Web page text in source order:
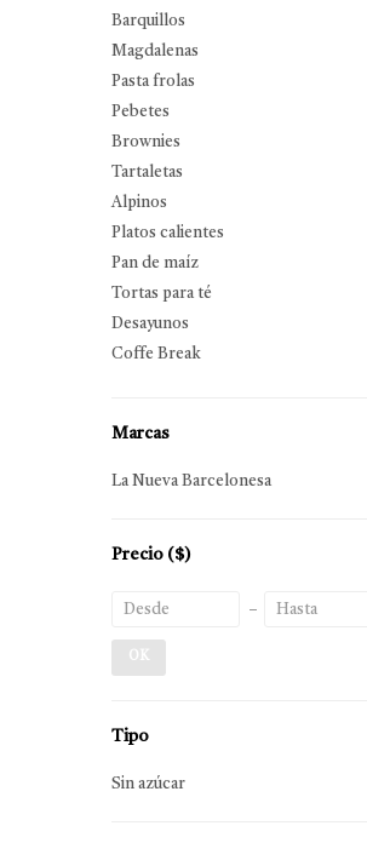
Barquillos
Magdalenas
Pasta frolas
Pebetes
Brownies
Tartaletas
Alpinos
Platos calientes
Pan de maíz
Tortas para té
Desayunos
Coffe Break
Marcas
La Nueva Barcelonesa
Precio ($)
OK
Tipo
Sin azúcar